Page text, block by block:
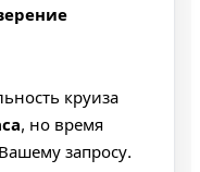
круиза
, но время
запросу.